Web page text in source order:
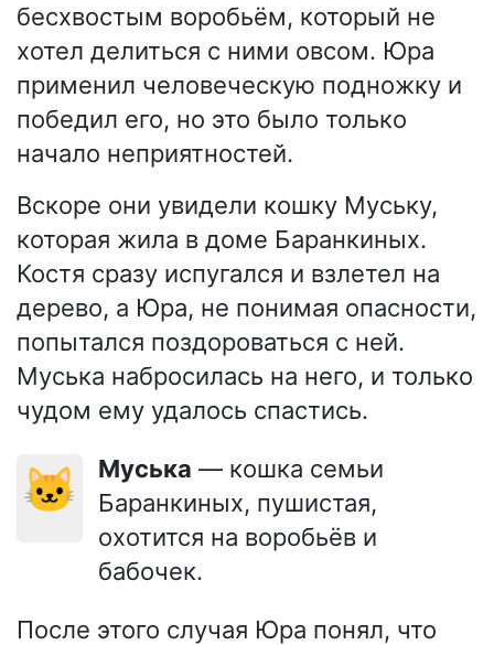
бесхвостым воробьём, который не
хотел делиться с ними овсом. Юра
применил человеческую подножку и
победил его, но это было только
начало неприятностей.
Вскоре они увидели кошку Муську,
которая жила в доме Баранкиных.
Костя сразу испугался и взлетел на
дерево, а Юра, не понимая опасности,
попытался поздороваться с ней.
Муська набросилась на него, и только
чудом ему удалось спастись.
🐱 Муська — кошка семьи
Баранкиных, пушистая,
охотится на воробьёв и
бабочек.
После этого случая Юра понял, что